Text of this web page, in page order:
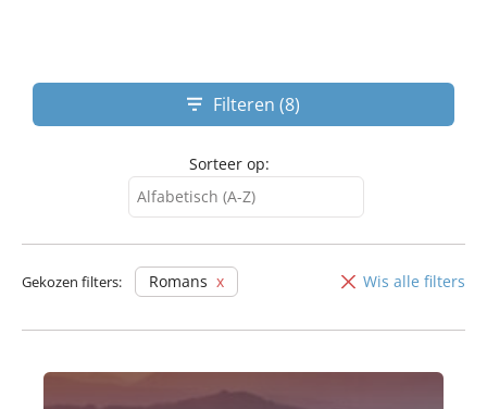
Filteren (8)
Sorteer op:
Alfabetisch (A-Z)
Alfabetisch (Z-A)
Gekozen filters: Romans Wis alle filters